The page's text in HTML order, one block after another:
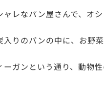
ャレなパン屋さんで、オ
入りのパンの中に、お野
ーガンという通り、動物